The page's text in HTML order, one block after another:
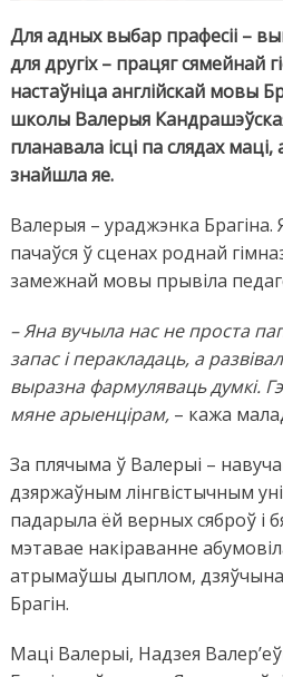
Для адных выбар прафесіі –
для другіх – працяг сямейнай
настаўніца англійскай мовы
школы Валерыя
планавала ісці па слядах маці,
знайшла яе.
Валерыя – ураджэнка Брагіна.
пачаўся ў сценах роднай
замежнай мовы прывіла
– Яна вучыла нас не проста
запас і перакладаць, а
выразна фармуляваць думкі.
мяне арыенцірам,– кажа
За плячыма ў Валерыі –
дзяржаўным лінгвістычным
падарыла ёй верных сяброў і
мэтавае накіраванне
атрымаўшы дыплом, дзяўчына
Брагін.
Маці Валерыі, Надзея